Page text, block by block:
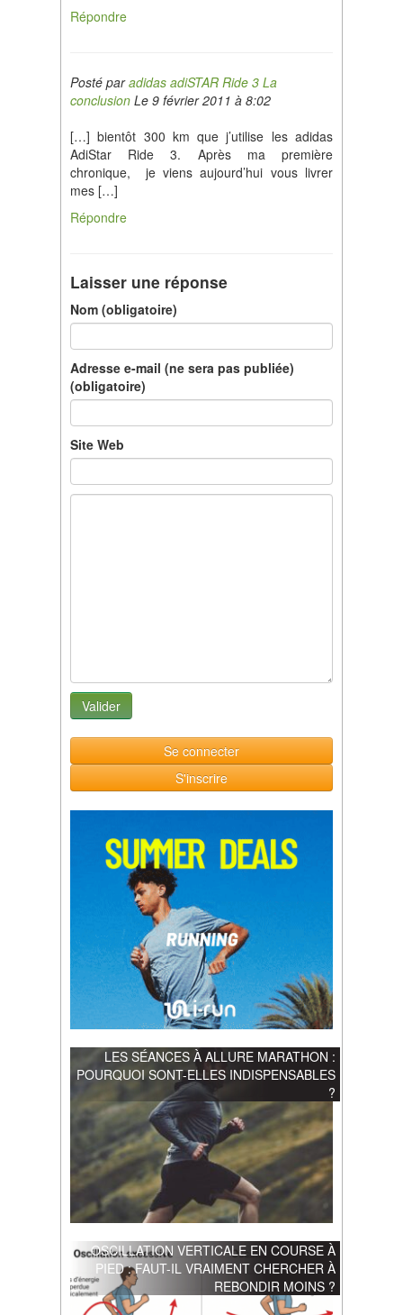
Répondre
Posté paradidas adiSTAR Ride 3 La
conclusionLe 9 février 2011 à 8:02
[…] bientôt 300 km que j’utilise les adidas
AdiStar Ride 3. Après ma première
chronique, je viens aujourd’hui vous livrer
mes […]
Répondre
Laisser une réponse
Nom (obligatoire)
Adresse e-mail (ne sera pas publiée)
(obligatoire)
Site Web
Se connecter
S'inscrire
LES SÉANCES À ALLURE MARATHON :
POURQUOI SONT-ELLES INDISPENSABLES
?
OSCILLATION VERTICALE EN COURSE À
PIED : FAUT-IL VRAIMENT CHERCHER À
REBONDIR MOINS ?